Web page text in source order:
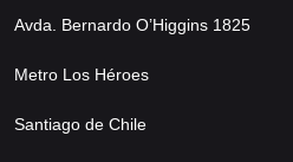
Avda. Bernardo O’Higgins 1825
Metro Los Héroes
Santiago de Chile